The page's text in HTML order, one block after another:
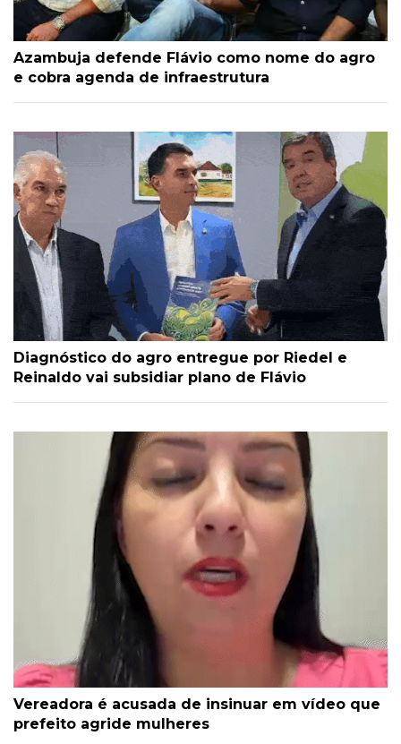
Azambuja defende Flávio como nome do agro
e cobra agenda de infraestrutura
Diagnóstico do agro entregue por Riedel e
Reinaldo vai subsidiar plano de Flávio
Vereadora é acusada de insinuar em vídeo que
prefeito agride mulheres